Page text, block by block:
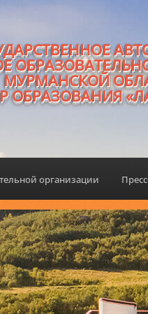
МУРМАНСКОЙ
ОБРАЗОВАНИЯ
организации